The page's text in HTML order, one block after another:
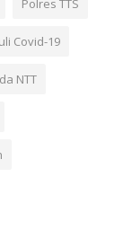
Polres TTS
Covid-19
NTT